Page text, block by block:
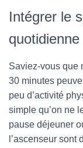
Intégrer le
quotidienne
Saviez-vous que
30 minutes
peu d’activité
simple qu’on ne
pause déjeuner
l’ascenseur